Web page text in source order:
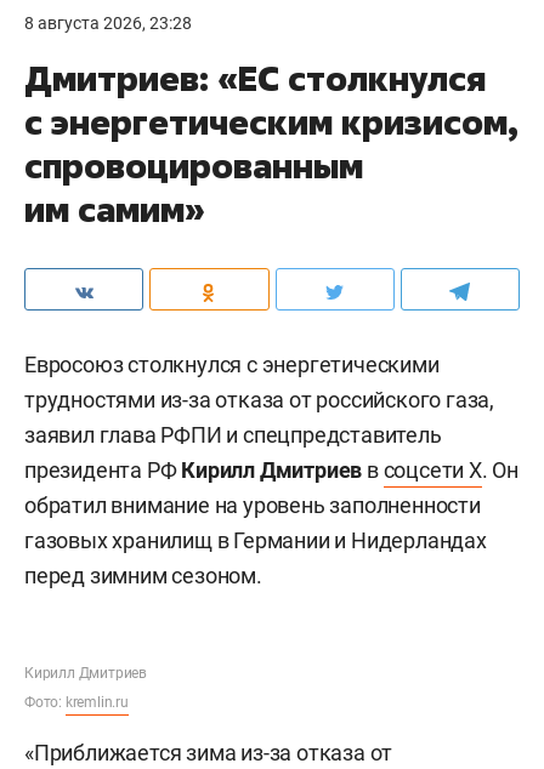
8 августа 2026, 23:28
Дмитриев: «ЕС столкнулся
с энергетическим кризисом,
спровоцированным
им самим»
Евросоюз столкнулся с энергетическими
трудностями из-за отказа от российского газа,
заявил глава РФПИ и спецпредставитель
президента РФКирилл Дмитриев всоцсети X. Он
обратил внимание на уровень заполненности
газовых хранилищ в Германии и Нидерландах
перед зимним сезоном.
Кирилл Дмитриев
Фото: kremlin.ru
«Приближается зима из-за отказа от